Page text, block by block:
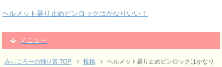
ヘルメット曇り止めピンロックはかなりいい！
メニュー
みぃごろーの独り言 TOP 投稿
ヘルメット曇り止めピンロックはかなり